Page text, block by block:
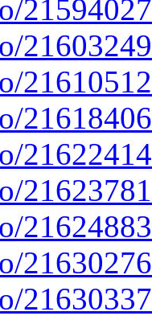
21594027
21603249
21610512
21618406
21622414
21623781
21624883
21630276
21630337